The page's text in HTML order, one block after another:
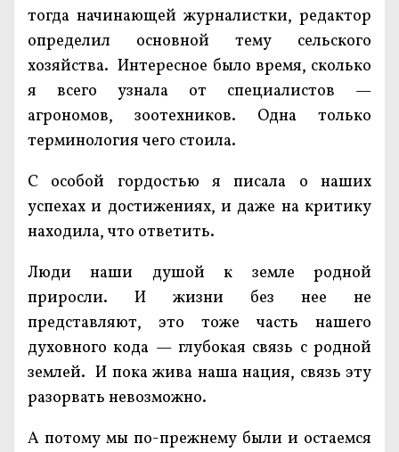
тогда начинающей журналистки, редактор
определил основной тему сельского
хозяйства. Интересное было время, сколько
я всего узнала от специалистов —
агрономов, зоотехников. Одна только
терминология чего стоила.
С особой гордостью я писала о наших
успехах и достижениях, и даже на критику
находила, что ответить.
Люди наши душой к земле родной
приросли. И жизни без нее не
представляют, это тоже часть нашего
духовного кода — глубокая связь с родной
землей. И пока жива наша нация, связь эту
разорвать невозможно.
А потому мы по-прежнему были и остаемся